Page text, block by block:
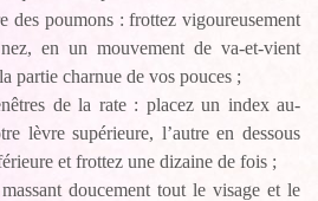
des poumons : frottez vigoureusement
en un mouvement de va-et-vient
partie charnue de vos pouces ;
de la rate : placez un index au-
lèvre supérieure, l’autre en dessous
et frottez une dizaine de fois ;
doucement tout le visage et le